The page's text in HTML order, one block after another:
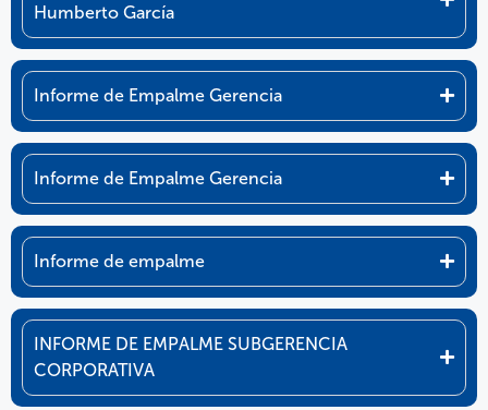
Humberto García
Informe de Empalme Gerencia
Informe de Empalme Gerencia
Informe de empalme
INFORME DE EMPALME SUBGERENCIA
CORPORATIVA